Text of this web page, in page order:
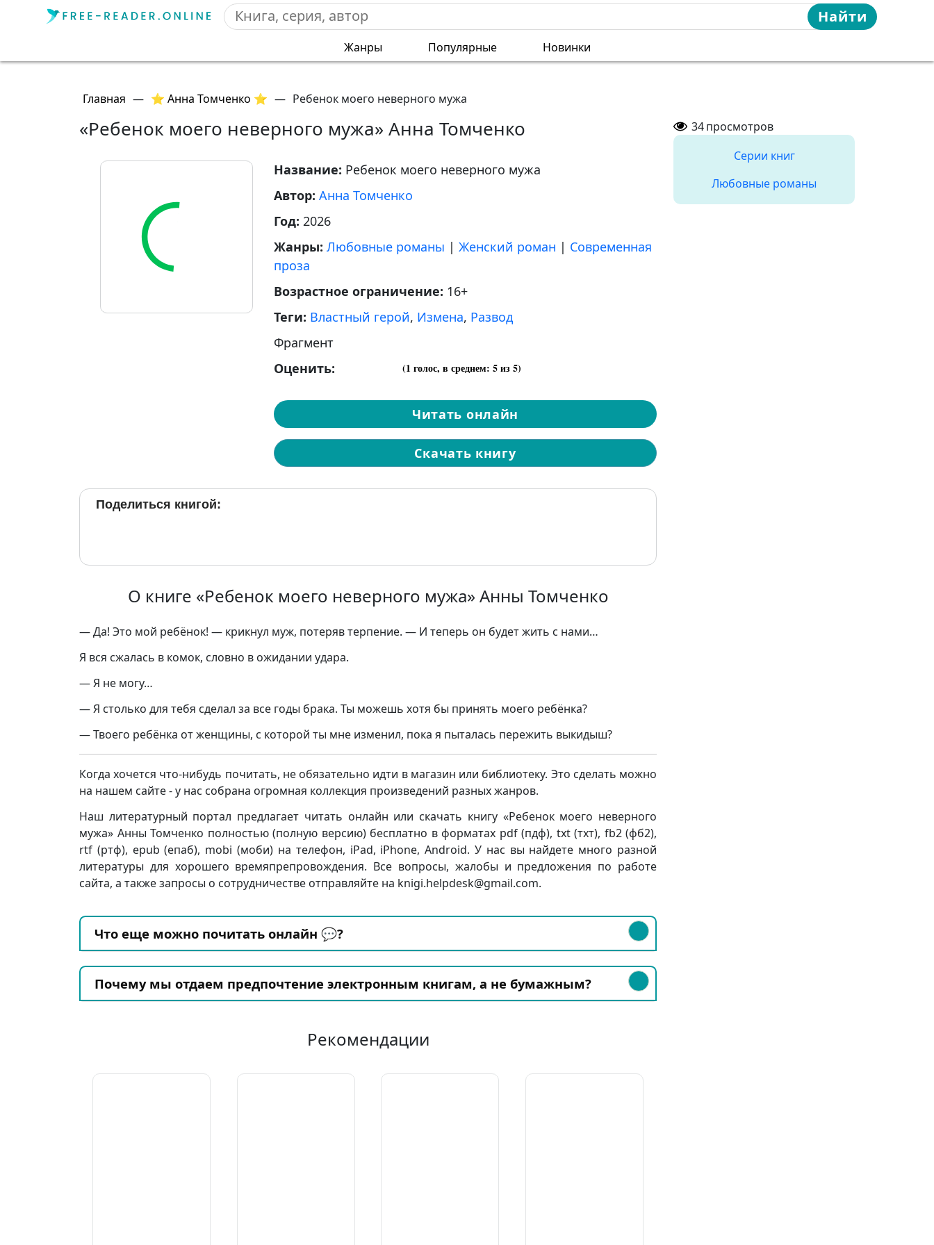
Найти
Жанры Популярные Новинки
Главная — ⭐ Анна Томченко ⭐ — Ребенок моего неверного мужа
«Ребенок моего неверного мужа» Анна Томченко
Название: Ребенок моего неверного мужа
Автор: Анна Томченко
Год: 2026
Жанры: Любовные романы | Женский роман | Современная
проза
Возрастное ограничение: 16+
Теги: Властный герой, Измена, Развод
Фрагмент
Оценить:
(1 голос, в среднем: 5из 5)
Читать онлайн
Скачать книгу
Поделиться книгой:
О книге «Ребенок моего неверного мужа» Анны Томченко
— Да! Это мой ребёнок! — крикнул муж, потеряв терпение. — И теперь он будет жить с нами…
Я вся сжалась в комок, словно в ожидании удара.
— Я не могу…
— Я столько для тебя сделал за все годы брака. Ты можешь хотя бы принять моего ребёнка?
— Твоего ребёнка от женщины, с которой ты мне изменил, пока я пыталась пережить выкидыш?
Когда хочется что-нибудь почитать, не обязательно идти в магазин или библиотеку. Это сделать можно
на нашем сайте - у нас собрана огромная коллекция произведений разных жанров.
Наш литературный портал предлагает читать онлайн или скачать книгу «Ребенок моего неверного
мужа» Анны Томченко полностью (полную версию) бесплатно в форматах pdf (пдф), txt (тхт), fb2 (фб2),
rtf (ртф), epub (епаб), mobi (моби) на телефон, iPad, iPhone, Android. У нас вы найдете много разной
литературы для хорошего времяпрепровождения. Все вопросы, жалобы и предложения по работе
сайта, а также запросы о сотрудничестве отправляйте на knigi.helpdesk@gmail.com.
Что еще можно почитать онлайн 💬?
Почему мы отдаем предпочтение электронным книгам, а не бумажным?
Рекомендации
34просмотров
Серии книг
Любовные романы